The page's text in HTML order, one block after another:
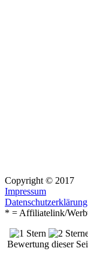
Copyright © 2017
Impressum
Datenschutzerklärung
* = Affiliatelink/
Bewertung dieser